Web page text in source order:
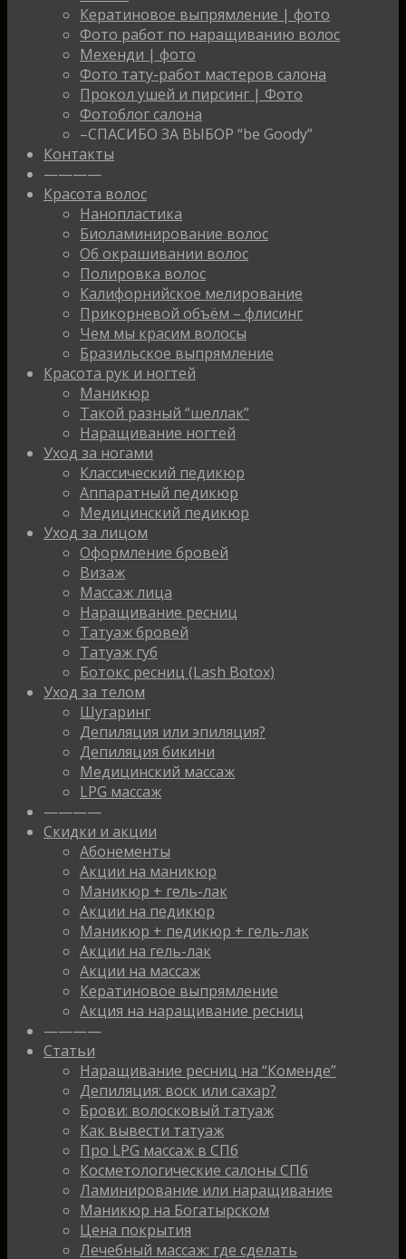
Кератиновое выпрямление | фото
Фото работ по наращиванию волос
Мехенди | фото
Фото тату-работ мастеров салона
Прокол ушей и пирсинг | Фото
Фотоблог салона
–СПАСИБО ЗА ВЫБОР “be Goody”
Контакты
————
Красота волос
Нанопластика
Биоламинирование волос
Об окрашивании волос
Полировка волос
Калифорнийское мелирование
Прикорневой объём – флисинг
Чем мы красим волосы
Бразильское выпрямление
Красота рук и ногтей
Маникюр
Такой разный “шеллак”
Наращивание ногтей
Уход за ногами
Классический педикюр
Аппаратный педикюр
Медицинский педикюр
Уход за лицом
Оформление бровей
Визаж
Массаж лица
Наращивание ресниц
Татуаж бровей
Татуаж губ
Ботокс ресниц (Lash Botox)
Уход за телом
Шугаринг
Депиляция или эпиляция?
Депиляция бикини
Медицинский массаж
LPG массаж
————
Скидки и акции
Абонементы
Акции на маникюр
Маникюр + гель-лак
Акции на педикюр
Маникюр + педикюр + гель-лак
Акции на гель-лак
Акции на массаж
Кератиновое выпрямление
Акция на наращивание ресниц
————
Статьи
Наращивание ресниц на “Коменде”
Депиляция: воск или сахар?
Брови: волосковый татуаж
Как вывести татуаж
Про LPG массаж в СПб
Косметологические салоны СПб
Ламинирование или наращивание
Маникюр на Богатырском
Цена покрытия
Лечебный массаж: где сделать